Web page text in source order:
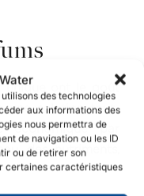
des technologies
aux informations des
nous permettra de
de navigation ou les ID
ou de retirer son
certaines caractéristiques
unique ont le goût
une solution tout-
par
des nutriments,